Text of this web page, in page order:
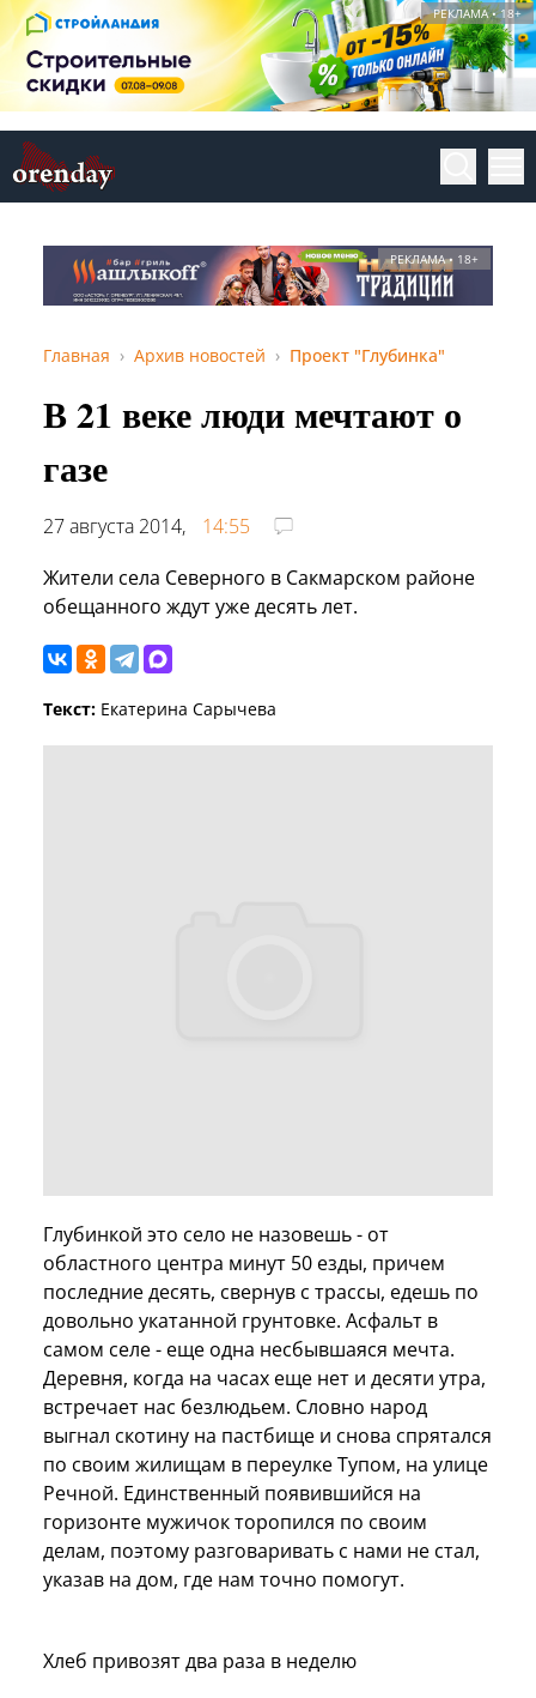
РЕКЛАМА • 18+
РЕКЛАМА • 18+
Главная Архив новостей Проект "Глубинка"
В 21 веке люди мечтают о
газе
27 августа 2014,
14:55
Жители села Северного в Сакмарском районе
обещанного ждут уже десять лет.
Текст: Екатерина Сарычева
Глубинкой это село не назовешь - от
областного центра минут 50 езды, причем
последние десять, свернув с трассы, едешь по
довольно укатанной грунтовке. Асфальт в
самом селе - еще одна несбывшаяся мечта.
Деревня, когда на часах еще нет и десяти утра,
встречает нас безлюдьем. Словно народ
выгнал скотину на пастбище и снова спрятался
по своим жилищам в переулке Тупом, на улице
Речной. Единственный появившийся на
горизонте мужичок торопился по своим
делам, поэтому разговаривать с нами не стал,
указав на дом, где нам точно помогут.
Хлеб привозят два раза в неделю